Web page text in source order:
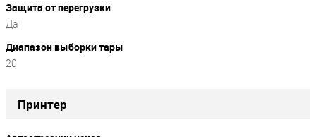
Защита от перегрузки
Да
Диапазон выборки тары
20
Принтер